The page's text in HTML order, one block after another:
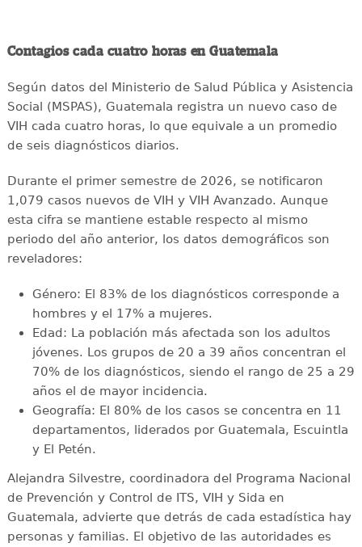
Contagios cada cuatro horas en Guatemala
Según datos del Ministerio de Salud Pública y Asistencia
Social (MSPAS), Guatemala registra un nuevo caso de
VIH cada cuatro horas, lo que equivale a un promedio
de seis diagnósticos diarios.
Durante el primer semestre de 2026, se notificaron
1,079 casos nuevos de VIH y VIH Avanzado. Aunque
esta cifra se mantiene estable respecto al mismo
periodo del año anterior, los datos demográficos son
reveladores:
Género: El 83% de los diagnósticos corresponde a
hombres y el 17% a mujeres.
Edad: La población más afectada son los adultos
jóvenes. Los grupos de 20 a 39 años concentran el
70% de los diagnósticos, siendo el rango de 25 a 29
años el de mayor incidencia.
Geografía: El 80% de los casos se concentra en 11
departamentos, liderados por Guatemala, Escuintla
y El Petén.
Alejandra Silvestre, coordinadora del Programa Nacional
de Prevención y Control de ITS, VIH y Sida en
Guatemala, advierte que detrás de cada estadística hay
personas y familias. El objetivo de las autoridades es